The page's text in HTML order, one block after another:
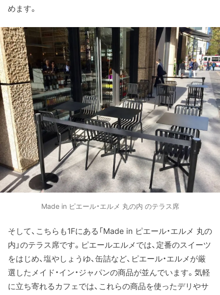
めます。
Made in ピエール・エルメ 丸の内 のテラス席
そして、こちらも1Fにある「Made in ピエール・エルメ 丸の
内」のテラス席です。ピエールエルメでは、定番のスイーツ
をはじめ、塩やしょうゆ、缶詰など、ピエール・エルメが厳
選したメイド・イン・ジャパンの商品が並んでいます。気軽
に立ち寄れるカフェでは、これらの商品を使ったデリやサ